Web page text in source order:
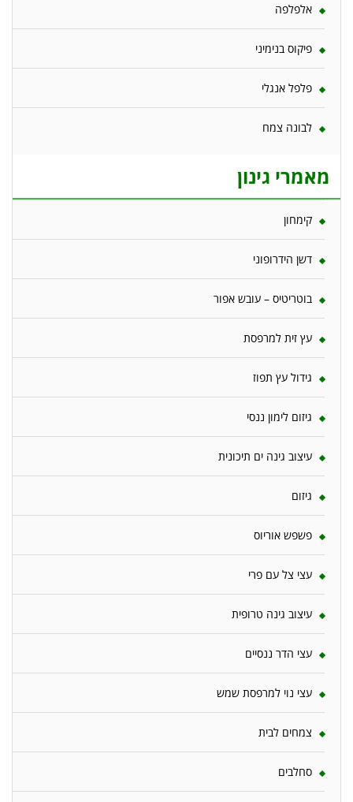
אלפלפה
פיקוס בנימיני
פלפל אנגלי
לבונה צמח
מאמרי גינון
קימחון
דשן הידרופוני
בוטריטיס – עובש אפור
עץ זית למרפסת
גידול עץ תפוז
גיזום לימון ננסי
עיצוב גינה ים תיכונית
גיזום
פשפש אוריוס
עצי צל עם פרי
עיצוב גינה טרופית
עצי הדר ננסיים
עצי נוי למרפסת שמש
צמחים לבית
סחלבים